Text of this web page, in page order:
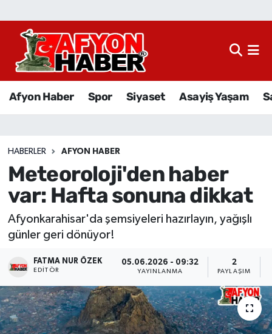
Afyon Haber Spor Siyaset Asayiş Yaşam
HABERLER AFYON HABER
Meteoroloji'den haber
var: Hafta sonuna dikkat
Afyonkarahisar'da şemsiyeleri hazırlayın, yağışlı
günler geri dönüyor!
FATMA NUR ÖZEK
EDITÖR
05.06.2026 - 09:32
YAYINLANMA
2
PAYLAŞIM
Afyon Haber
Sağlık
Eğitim
Sivil Toplum
Ekonomi
Magazin
Etkinlikler